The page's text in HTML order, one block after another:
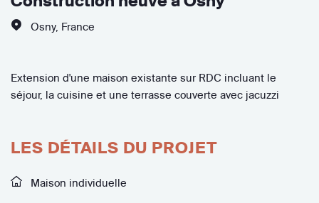
Osny, France
Extension d'une maison existante sur RDC incluant le
séjour, la cuisine et une terrasse couverte avec jacuzzi
LES DÉTAILS DU PROJET
Maison individuelle